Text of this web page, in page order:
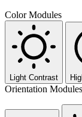
Color Modules
Light Contrast
Orientation Modules